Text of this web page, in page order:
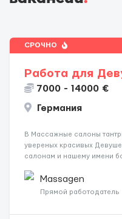
СРОЧНО
Работа для
7000 - 14000 €
Германия
В Массажные салоны
увереных красивых
салонам и нашему имени
заработная плата 💚Мы
incall / Out...
Massagen
Прямой работодатель